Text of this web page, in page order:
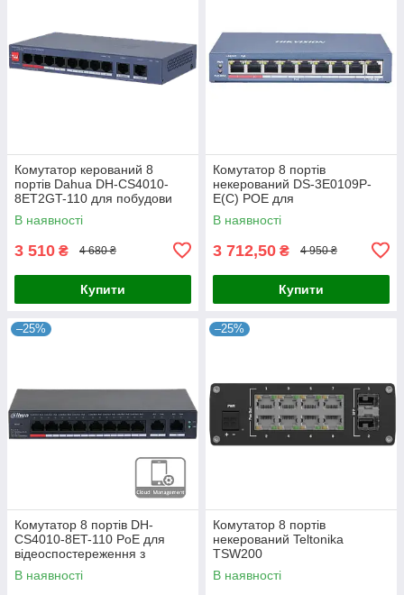
Комутатор керований 8
портів Dahua DH-CS4010-
8ET2GT-110 для побудови
мережі з PoE, 110 Вт,
10/100/1000M, робоча
В наявності
3 510 ₴ 4 680 ₴
Купити
Комутатор 8 портів
некерований DS-3E0109P-
E(C) POE для
відеоспостереження з
підтримкою PoE, 8x RJ45,
В наявності
3 712,50 ₴ 4 950 ₴
Купити
–25%
Комутатор 8 портів DH-
CS4010-8ET-110 PoE для
відеоспостереження з
підтримкою IEEE802.3bt,
бюджетом 110 Вт, 2x uplink
В наявності
–25%
Комутатор 8 портів
некерований Teltonika
TSW200
В наявності